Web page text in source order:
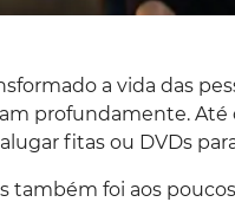
a vida das
profundamente. Até
fitas ou DVDs
também foi aos